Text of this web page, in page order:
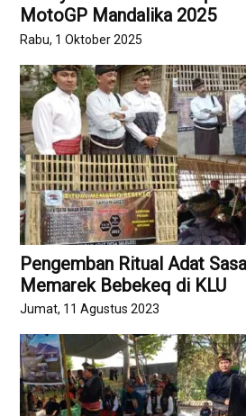
MotoGP Mandalika 2025
Rabu, 1 Oktober 2025
Pengemban Ritual Adat
Memarek Bebekeq di KLU
Jumat, 11 Agustus 2023